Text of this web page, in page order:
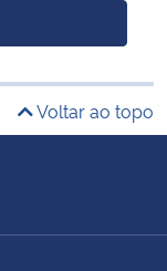
Voltar ao topo